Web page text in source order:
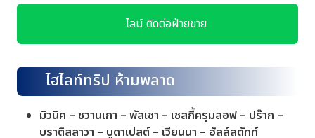
ไลน์ ติดต่อฝ่ายขาย
ไฮไลท์ทริป ห้ามพลาด
มิวนิค – ชวานเกา – พัสเซา – เชสกี้ครุมลอฟ – ปร๊าก –
บราติสลาวา – บูดาเปสต์ – เวียนนา – ฮัลล์สตัทท์